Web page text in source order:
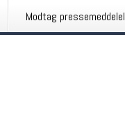
Modtag